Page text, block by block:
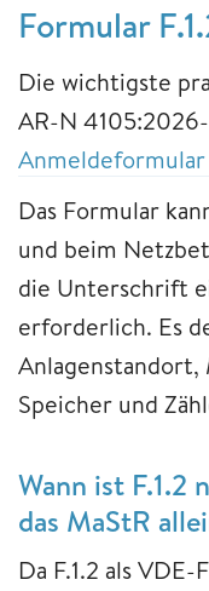
Formular
Die wichtigste
AR-N
Anmeldeformular
Das Formular
und beim
die Unterschrift
erforderlich. Es
Speicher und
Wann ist F.1.2
das MaStR
Da F.1.2 als